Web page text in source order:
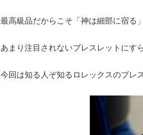
最高級品だからこそ「神は細部に宿る
あまり注目されないブレスレットにす
今回は知る人ぞ知るロレックスのブレ